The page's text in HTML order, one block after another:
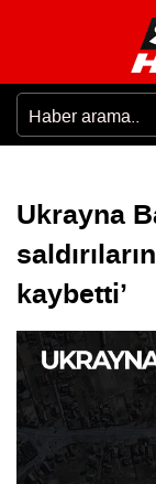
Ukrayna
kaybetti’